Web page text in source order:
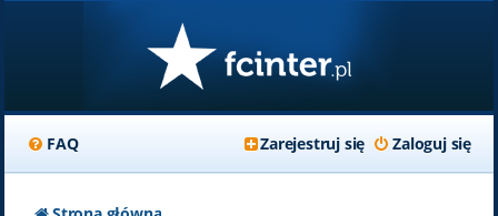
FAQ Zaloguj się
Zarejestruj się